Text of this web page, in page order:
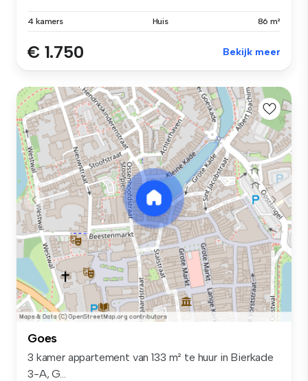
4 kamers Huis 86 m²
€ 1.750 Bekijk meer
Goes
3 kamer appartement van 133 m² te huur in Bierkade
3-A, G...